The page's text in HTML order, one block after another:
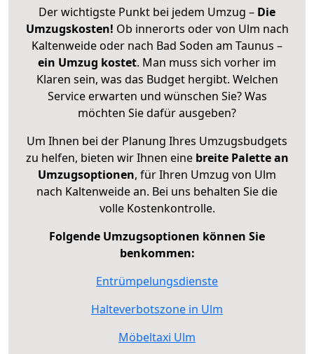
Der wichtigste Punkt bei jedem Umzug – Die
Umzugskosten! Ob innerorts oder von Ulm nach
Kaltenweide oder nach Bad Soden am Taunus –
ein Umzug kostet. Man muss sich vorher im
Klaren sein, was das Budget hergibt. Welchen
Service erwarten und wünschen Sie? Was
möchten Sie dafür ausgeben?
Um Ihnen bei der Planung Ihres Umzugsbudgets
zu helfen, bieten wir Ihnen eine breite Palette an
Umzugsoptionen, für Ihren Umzug von Ulm
nach Kaltenweide an. Bei uns behalten Sie die
volle Kostenkontrolle.
Folgende Umzugsoptionen können Sie
benkommen:
Entrümpelungsdienste
Halteverbotszone in Ulm
Möbeltaxi Ulm